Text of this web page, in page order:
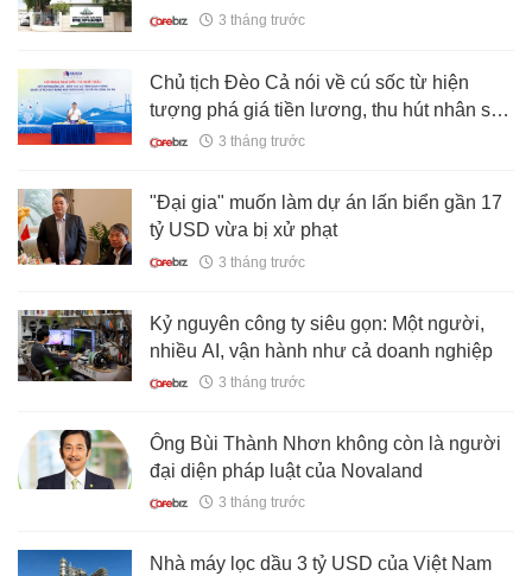
3 tháng trước
Chủ tịch Đèo Cả nói về cú sốc từ hiện
tượng phá giá tiền lương, thu hút nhân sự
thiếu lành mạnh
3 tháng trước
"Đại gia" muốn làm dự án lấn biển gần 17
tỷ USD vừa bị xử phạt
3 tháng trước
Kỷ nguyên công ty siêu gọn: Một người,
nhiều AI, vận hành như cả doanh nghiệp
3 tháng trước
Ông Bùi Thành Nhơn không còn là người
đại diện pháp luật của Novaland
3 tháng trước
Nhà máy lọc dầu 3 tỷ USD của Việt Nam